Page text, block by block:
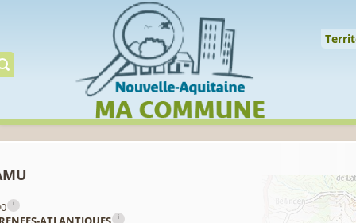
Gérer préserver
i
i
Cookies management panel